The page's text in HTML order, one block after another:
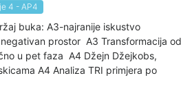
4 - AP4
buka: A3-najranije iskustvo
prostor A3 Transformacija od
u pet faza A4 Džejn Džejkobs,
A4 Analiza TRI primjera po